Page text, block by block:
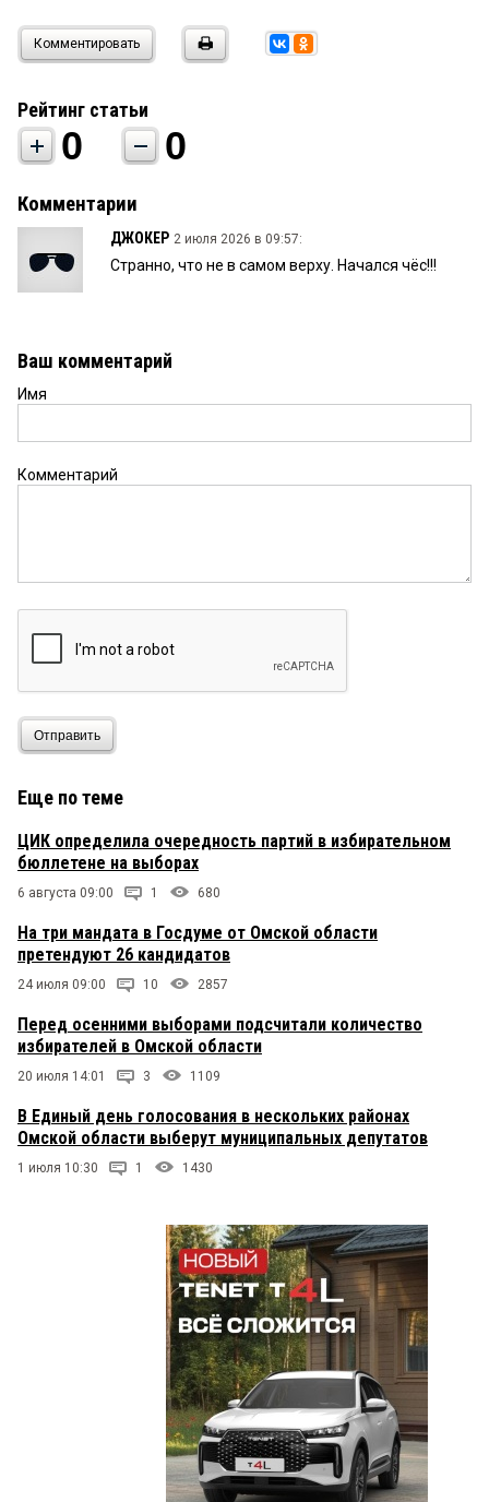
Комментировать
Рейтинг статьи
0 0
Комментарии
ДЖОКЕР 2 июля 2026 в 09:57:
Странно, что не в самом верху. Начался чёс!!!
Ваш комментарий
Имя
Комментарий
Отправить
Еще по теме
ЦИК определила очередность партий в избирательном
бюллетене на выборах
6 августа 09:00 1 680
На три мандата в Госдуме от Омской области
претендуют 26 кандидатов
24 июля 09:00 10 2857
Перед осенними выборами подсчитали количество
избирателей в Омской области
20 июля 14:01 3 1109
В Единый день голосования в нескольких районах
Омской области выберут муниципальных депутатов
1 июля 10:30 1 1430